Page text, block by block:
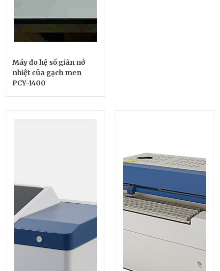
Máy đo hệ số giãn nở
nhiệt của gạch men
PCY-1400